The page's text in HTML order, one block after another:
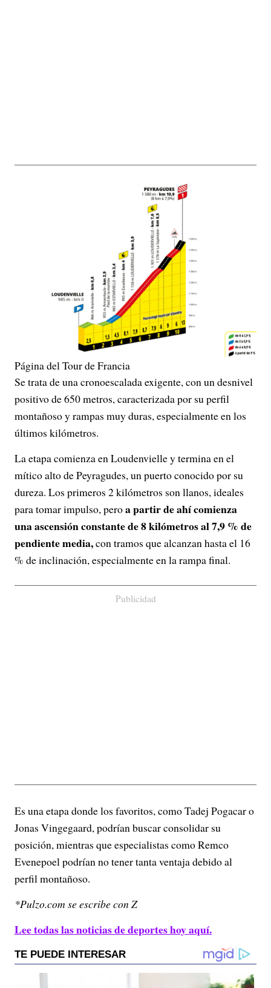
Página del Tour de Francia
Se trata de una cronoescalada exigente, con un desnivel
positivo de 650 metros, caracterizada por su perfil
montañoso y rampas muy duras, especialmente en los
últimos kilómetros.
La etapa comienza en Loudenvielle y termina en el
mítico alto de Peyragudes, un puerto conocido por su
dureza. Los primeros 2 kilómetros son llanos, ideales
para tomar impulso, peroa partir de ahí comienza
una ascensión constante de 8 kilómetros al 7,9 % de
pendiente media,con tramos que alcanzan hasta el 16
% de inclinación, especialmente en la rampa final.
Publicidad
Es una etapa donde los favoritos, como Tadej Pogacar o
Jonas Vingegaard, podrían buscar consolidar su
posición, mientras que especialistas como Remco
Evenepoel podrían no tener tanta ventaja debido al
perfil montañoso.
*Pulzo.com se escribe con Z
Lee todas las noticias de deportes hoy aquí.